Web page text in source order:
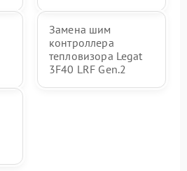
Замена шим
контроллера
тепловизора Legat
3F40 LRF Gen.2